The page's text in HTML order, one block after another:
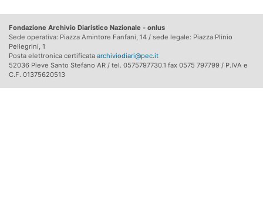
Fondazione Archivio Diaristico Nazionale - onlus
Sede operativa: Piazza Amintore Fanfani, 14 / sede legale: Piazza Plinio
Pellegrini, 1
Posta elettronica certificata archiviodiari@pec.it
52036 Pieve Santo Stefano AR / tel. 0575797730.1 fax 0575 797799 / P.IVA e
C.F. 01375620513